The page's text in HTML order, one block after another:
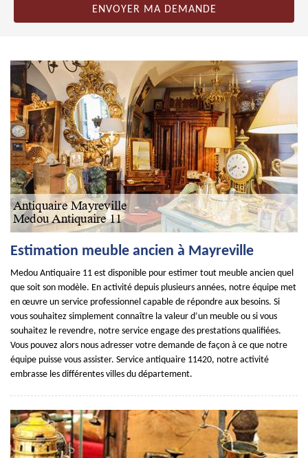
Estimation meuble ancien à Mayreville
Medou Antiquaire 11 est disponible pour estimer tout meuble ancien quel
que soit son modèle. En activité depuis plusieurs années, notre équipe met
en œuvre un service professionnel capable de répondre aux besoins. Si
vous souhaitez simplement connaître la valeur d’un meuble ou si vous
souhaitez le revendre, notre service engage des prestations qualifiées.
Vous pouvez alors nous adresser votre demande de façon à ce que notre
équipe puisse vous assister. Service antiquaire 11420, notre activité
embrasse les différentes villes du département.